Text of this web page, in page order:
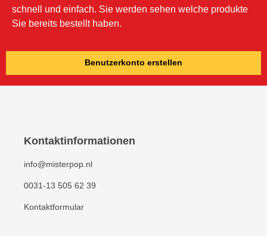
schnell und einfach. Sie werden sehen welche produkte
Sie bereits bestellt haben.
Benutzerkonto erstellen
Kontaktinformationen
info@misterpop.nl
0031-13 505 62 39
Kontaktformular